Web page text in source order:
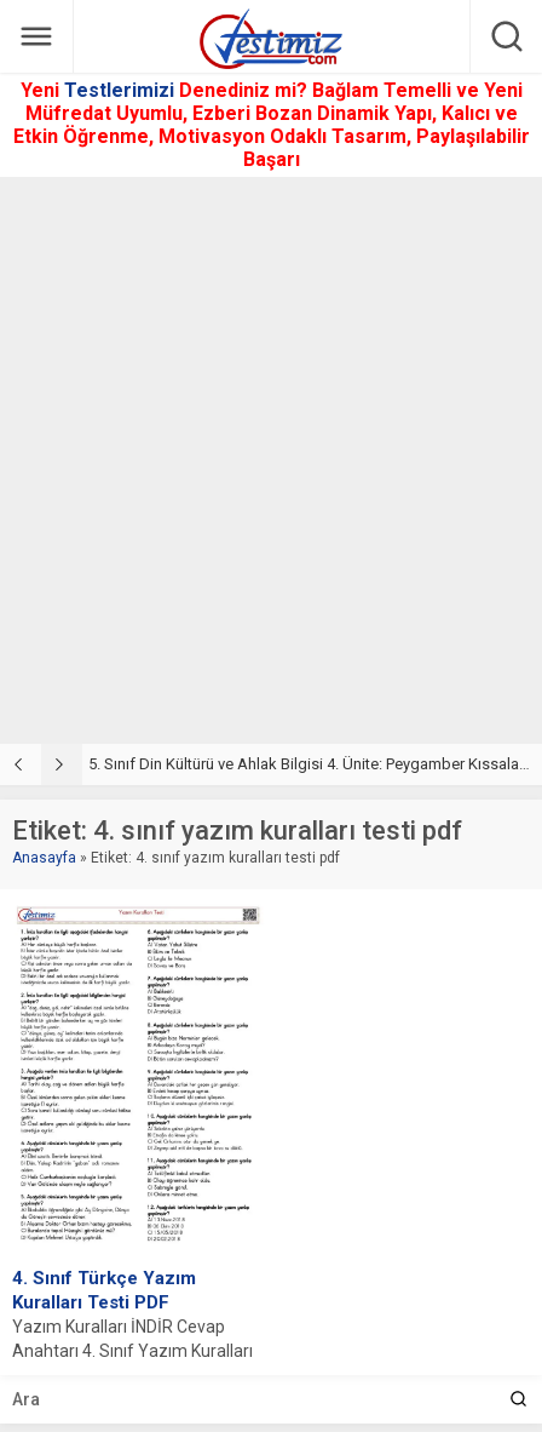
Yeni Testlerimizi Denediniz mi? Bağlam Temelli ve Yeni
Müfredat Uyumlu, Ezberi Bozan Dinamik Yapı, Kalıcı ve
Etkin Öğrenme, Motivasyon Odaklı Tasarım, Paylaşılabilir
Başarı
5. Sınıf Peygamber Kıssaları Ünite Testi – Online Çöz
Etiket: 4. sınıf yazım kuralları testi pdf
Anasayfa » Etiket: 4. sınıf yazım kuralları testi pdf
4. Sınıf Türkçe Yazım
Kuralları Testi PDF
Yazım Kuralları İNDİR Cevap
Anahtarı 4. Sınıf Yazım Kuralları